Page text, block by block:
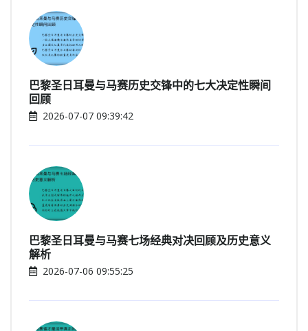
巴黎圣日耳曼与马赛历史交锋中的七大决定性瞬间
回顾
2026-07-07 09:39:42
巴黎圣日耳曼与马赛七场经典对决回顾及历史意义
解析
2026-07-06 09:55:25